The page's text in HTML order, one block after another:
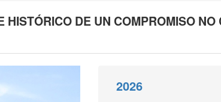
DE UN COMPROMISO NO
2026